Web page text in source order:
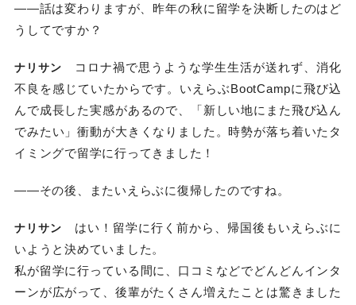
――話は変わりますが、昨年の秋に留学を決断したのはど
うしてですか？
ナリサン コロナ禍で思うような学生生活が送れず、消化
不良を感じていたからです。いえらぶBootCampに飛び込
んで成長した実感があるので、「新しい地にまた飛び込ん
でみたい」衝動が大きくなりました。時勢が落ち着いたタ
イミングで留学に行ってきました！
――その後、またいえらぶに復帰したのですね。
ナリサン はい！留学に行く前から、帰国後もいえらぶに
いようと決めていました。
私が留学に行っている間に、口コミなどでどんどんインタ
ーンが広がって、後輩がたくさん増えたことは驚きました